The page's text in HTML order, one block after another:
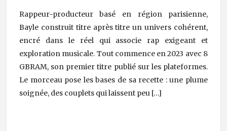
Rappeur-producteur basé en région parisienne,
Bayle construit titre après titre un univers cohérent,
encré dans le réel qui associe rap exigeant et
exploration musicale. Tout commence en 2023 avec 8
GBRAM, son premier titre publié sur les plateformes.
Le morceau pose les bases de sa recette : une plume
soignée, des couplets qui laissent peu […]